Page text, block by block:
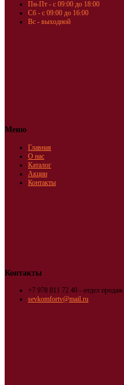
Пн-Пт - с 09:00 до 18:00
Сб - с 09:00 до 16:00
Вс - выходной
Меню
Главная
О нас
Каталог
Акции
Контакты
Контакты
+7 978 811 72 40 - отдел продаж
sevkomfortv@mail.ru